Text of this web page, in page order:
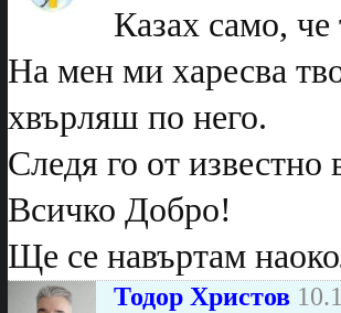
Казах само, че
На мен ми харесва
хвърляш по него.
Следя го от
Всичко Добро!
Ще се навъртам
Тодор Христов